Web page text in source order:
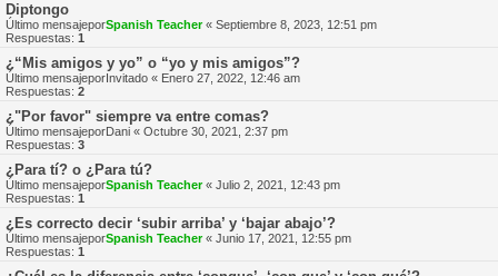
Diptongo
Último mensajeporSpanish Teacher« Septiembre 8, 2023, 12:51 pm
Respuestas: 1
¿“Mis amigos y yo” o “yo y mis amigos”?
Último mensajeporInvitado « Enero 27, 2022, 12:46 am
Respuestas: 2
¿"Por favor" siempre va entre comas?
Último mensajeporDani « Octubre 30, 2021, 2:37 pm
Respuestas: 3
¿Para tí? o ¿Para tú?
Último mensajeporSpanish Teacher« Julio 2, 2021, 12:43 pm
Respuestas: 1
¿Es correcto decir ‘subir arriba’ y ‘bajar abajo’?
Último mensajeporSpanish Teacher« Junio 17, 2021, 12:55 pm
Respuestas: 1